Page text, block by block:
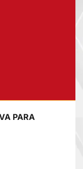
PARA